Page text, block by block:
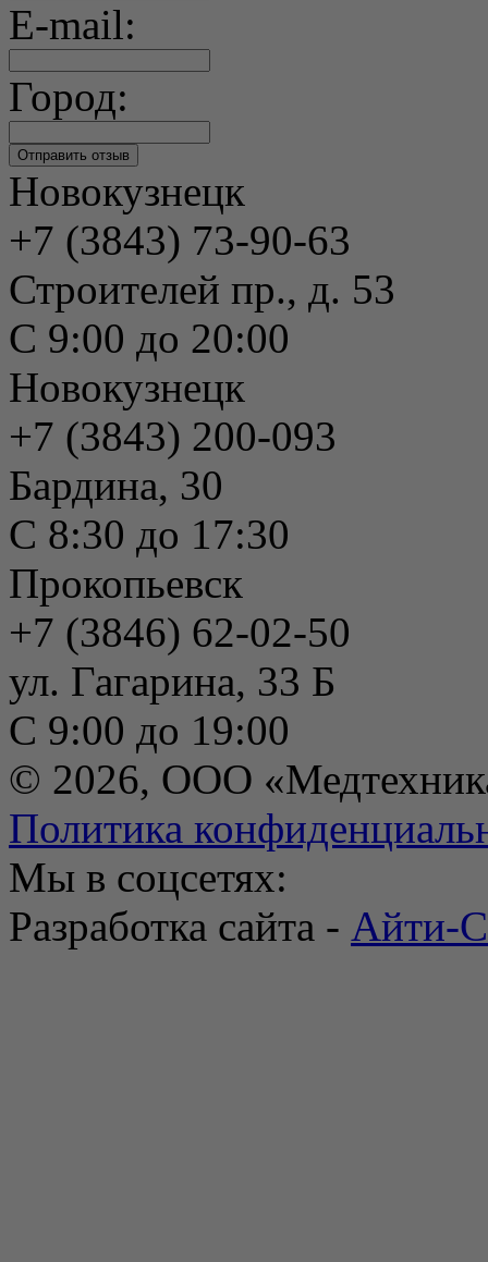
E-mail:
Город:
Новокузнецк
+7 (3843) 73-90-63
Строителей пр., д. 53
С 9:00 до 20:00
Новокузнецк
+7 (3843) 200-093
Бардина, 30
С 8:30 до 17:30
Прокопьевск
+7 (3846) 62-02-50
ул. Гагарина, 33 Б
С 9:00 до 19:00
© 2026, ООО
Политика
Мы в соцсетях:
Разработка сайта - Айти-